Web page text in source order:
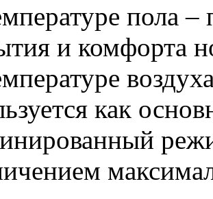
пола
и комфорта
как